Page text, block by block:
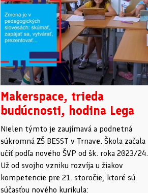
Makerspace, trieda
budúcnosti, hodina Lega
Nielen týmto je zaujímavá a podnetná
súkromná ZŠ BESST v Trnave. Škola začala
učiť podľa nového ŠVP od šk. roka 2023/24.
Už od svojho vzniku rozvíja u žiakov
kompetencie pre 21. storočie, ktoré sú
súčasťou nového kurikula: